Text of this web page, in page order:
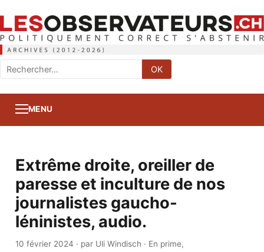
Rechercher
:
OK
MENU
Extrême droite, oreiller de
paresse et inculture de nos
journalistes gaucho-
léninistes, audio.
10 février 2024 · par Uli Windisch · En prime,